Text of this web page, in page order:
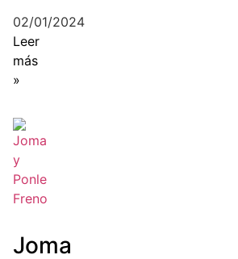
02/01/2024
Leer
más
»
Joma